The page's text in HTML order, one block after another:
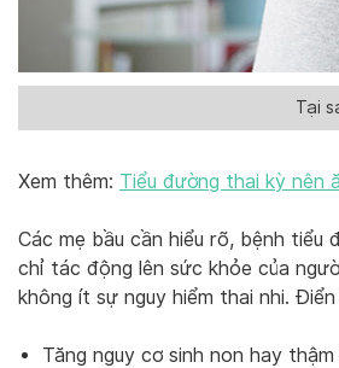
Tại
Xem thêm: Tiểu đường thai kỳ nên
Các mẹ bầu cần hiểu rõ, bệnh tiểu
chỉ tác động lên sức khỏe của
không ít sự nguy hiểm thai nhi. Điển
Tăng nguy cơ sinh non hay